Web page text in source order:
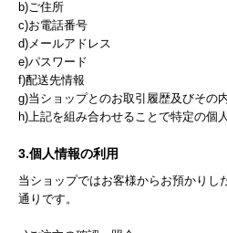
b)ご住所
c)お電話番号
d)メールアドレス
e)パスワード
f)配送先情報
g)当ショップとのお取引履歴及びその
h)上記を組み合わせることで特定の個
3.個人情報の利用
当ショップではお客様からお預かりし
通りです。